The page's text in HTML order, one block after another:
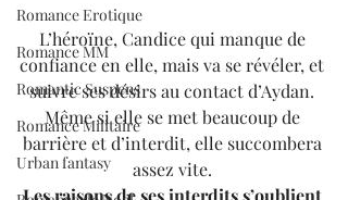
Romance Erotique
Romance MM
Romantic Suspens
Romance Militaire
Urban fantasy
L’héroïne, Candice qui manque de
confiance en elle, mais va se révéler, et
suivre ses désirs au contact d’Aydan.
Même si elle se met beaucoup de
barrière et d’interdit, elle succombera
assez vite.
Les raisons de ses interdits s’oublient